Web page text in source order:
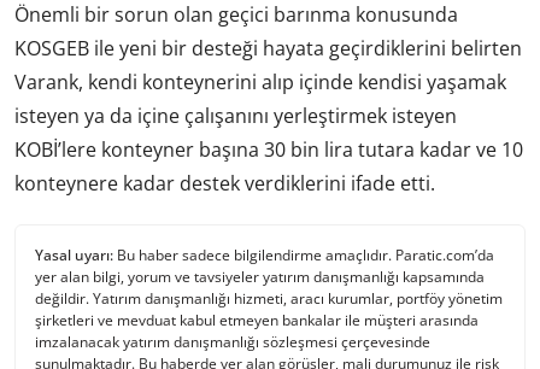
Önemli bir sorun olan geçici barınma konusunda
KOSGEB ile yeni bir desteği hayata geçirdiklerini belirten
Varank, kendi konteynerini alıp içinde kendisi yaşamak
isteyen ya da içine çalışanını yerleştirmek isteyen
KOBİ’lere konteyner başına 30 bin lira tutara kadar ve 10
konteynere kadar destek verdiklerini ifade etti.
Yasal uyarı: Bu haber sadece bilgilendirme amaçlıdır. Paratic.com’da
yer alan bilgi, yorum ve tavsiyeler yatırım danışmanlığı kapsamında
değildir. Yatırım danışmanlığı hizmeti, aracı kurumlar, portföy yönetim
şirketleri ve mevduat kabul etmeyen bankalar ile müşteri arasında
imzalanacak yatırım danışmanlığı sözleşmesi çerçevesinde
sunulmaktadır. Bu haberde yer alan görüşler, mali durumunuz ile risk